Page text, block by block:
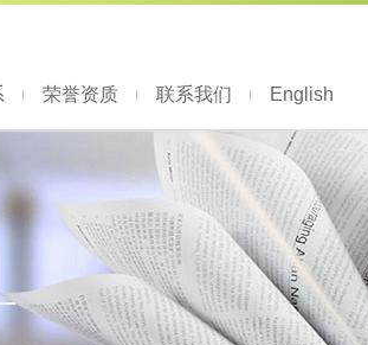
荣誉资质 联系我们 English